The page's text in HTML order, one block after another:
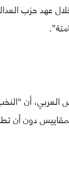
عهد حزب
أن
دون